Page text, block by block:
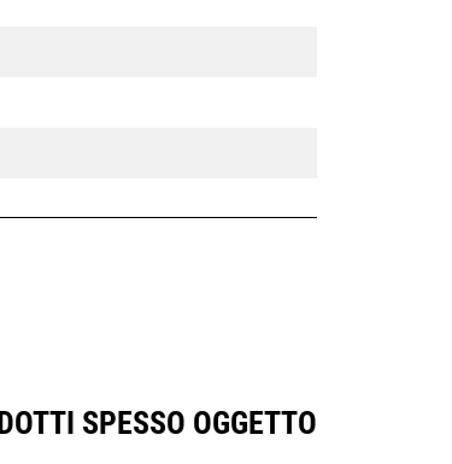
SPESSO OGGETTO